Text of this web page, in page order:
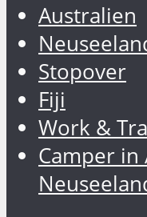
Australien
Stopover
Fiji
Work &
Camper